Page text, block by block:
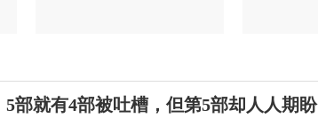
部就有4部被吐槽，但第5部却人人期盼